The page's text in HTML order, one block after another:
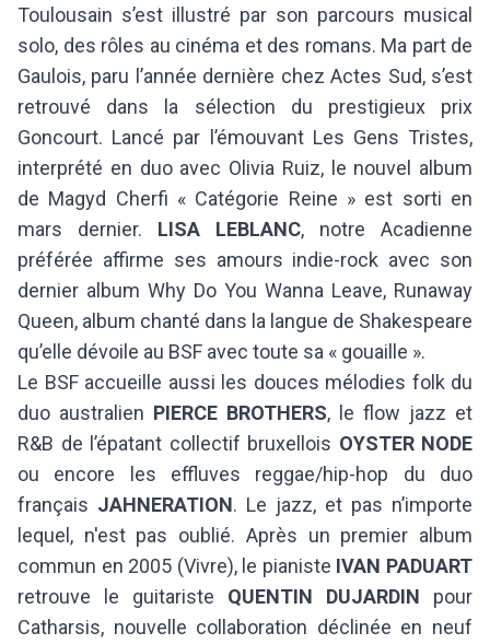
Toulousain s’est illustré par son parcours musical
solo, des rôles au cinéma et des romans. Ma part de
Gaulois, paru l’année dernière chez Actes Sud, s’est
retrouvé dans la sélection du prestigieux prix
Goncourt. Lancé par l’émouvant Les Gens Tristes,
interprété en duo avec Olivia Ruiz, le nouvel album
de Magyd Cherfi « Catégorie Reine » est sorti en
mars dernier. LISA LEBLANC, notre Acadienne
préférée affirme ses amours indie-rock avec son
dernier album Why Do You Wanna Leave, Runaway
Queen, album chanté dans la langue de Shakespeare
qu’elle dévoile au BSF avec toute sa « gouaille ».
Le BSF accueille aussi les douces mélodies folk du
duo australien PIERCE BROTHERS, le flow jazz et
R&B de l’épatant collectif bruxellois OYSTER NODE
ou encore les effluves reggae/hip-hop du duo
français JAHNERATION. Le jazz, et pas n’importe
lequel, n'est pas oublié. Après un premier album
commun en 2005 (Vivre), le pianiste IVAN PADUART
retrouve le guitariste QUENTIN DUJARDIN pour
Catharsis, nouvelle collaboration déclinée en neuf